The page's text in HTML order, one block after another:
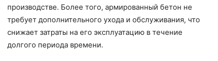
производстве. Более того, армированный бетон не
требует дополнительного ухода и обслуживания, что
снижает затраты на его эксплуатацию в течение
долгого периода времени.